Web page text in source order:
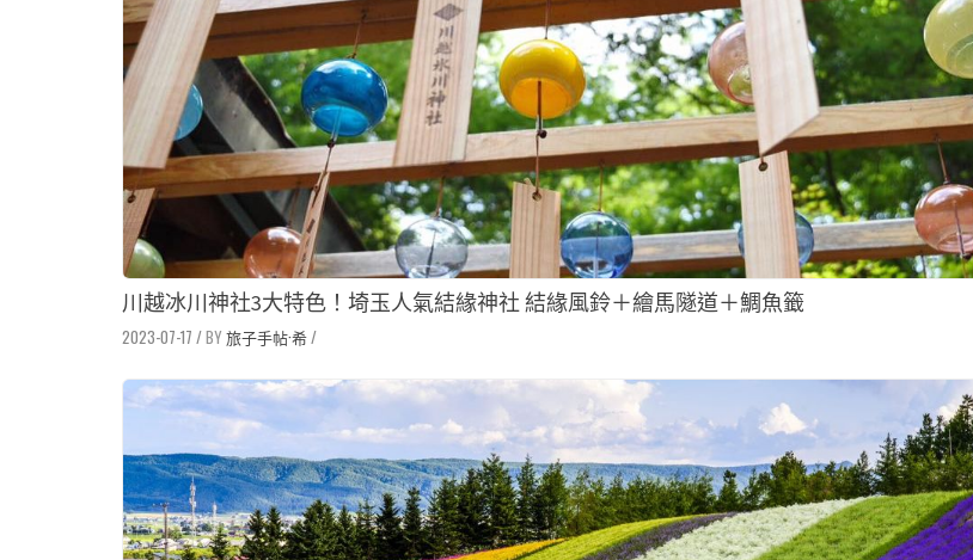
川越冰川神社3大特色！埼玉人氣結緣神社 結緣風鈴＋繪馬隧道＋鯛魚籤
2023-07-17 / 旅子手帖·希/